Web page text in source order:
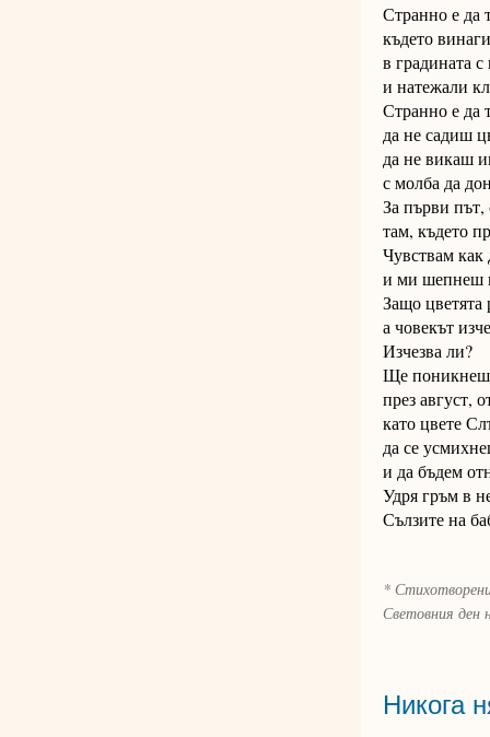
Странно е да
където
в градината
и натежали
Странно е да
да не садиш
да не викаш
с молба да
За първи път,
там, където
Чувствам
и ми шепнеш
Защо цветята
а човекът
Изчезва ли?
Ще поникнеш
през август,
като цвете
да се
и да бъдем
Удря гръм в
Сълзите на
*
Световния ден
Никога